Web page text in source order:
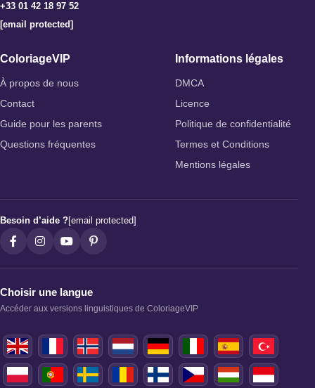
+33 01 42 18 97 52
[email protected]
ColoriageVIP
À propos de nous
Contact
Guide pour les parents
Questions fréquentes
Informations légales
DMCA
Licence
Politique de confidentialité
Termes et Conditions
Mentions légales
Besoin d’aide ?[email protected]
Choisir une langue
Accéder aux versions linguistiques de ColoriageVIP